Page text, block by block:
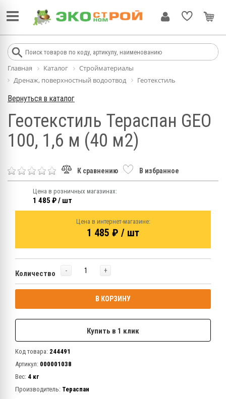
Главная Каталог
Стройматериалы
Дренаж, поверхностный водоотвод
Геотекстиль
Вернуться в каталог
Геотекстиль Тераспан GEO
100, 1,6 м (40 м2)
К сравнению В избранное
Цена в розничных магазинах:
1 485 ₽ / шт
Цена в интернет-магазине:
1 485 ₽ / шт
Количество - +
В КОРЗИНУ
Купить в 1 клик
Код товара: 244491
Артикул: 000001038
Вес: 4 кг
Производитель: Тераспан